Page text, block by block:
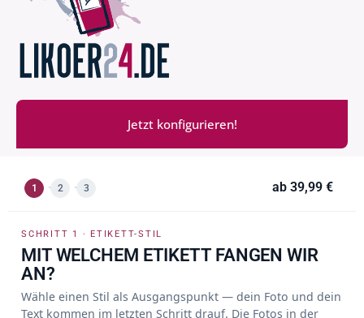
Jetzt konfigurieren!
1 2 3 ab 39,99 €
SCHRITT 1 · ETIKETT-STIL
MIT WELCHEM ETIKETT FANGEN WIR
AN?
Wähle einen Stil als Ausgangspunkt — dein Foto und dein
Text kommen im letzten Schritt drauf. Die Fotos in der